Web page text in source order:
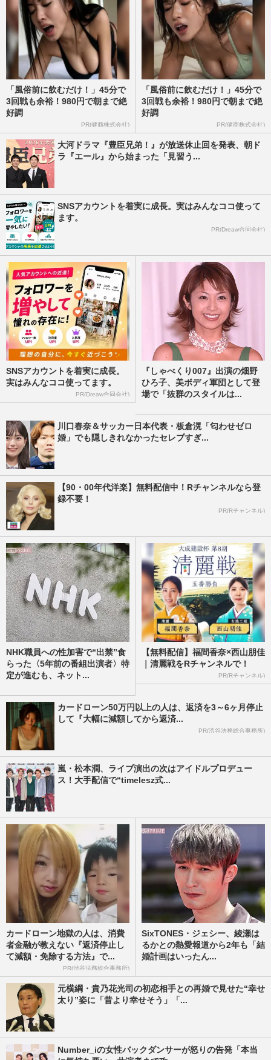
《佳子さまの歩み》愛子さまや佳子さまが
結婚後も残るのに「夫と子は一般人」…皇
室典範改正案に潜む“あま…
週刊女性2026年7月28日・8月4日号 2026/7/19
愛子さまと佳子さまのパールとおそろいヘ
アで「姉妹コーデ」と天皇家と秋篠宮家が
茶会で見せた「絆のリンク…
週刊女性PRIME 2026/7/16
た佳子さまが持つ、一般人…
週刊女性2026年7月21日号 2026/7/12
「風俗前に飲むだけ！」45分で
3回戦も余裕！980円で朝まで絶
好調
PR(健商株式会社)
「風俗前に飲むだけ！」45分で
3回戦も余裕！980円で朝まで絶
好調
PR(健商株式会社)
大河ドラマ『豊臣兄弟！』が放送休止回を発表、朝ド
ラ『エール』から始まった「見習う...
SNSアカウントを着実に成長。実はみんなココ使って
ます。
PR(Dreaw合同会社)
SNSアカウントを着実に成長。
実はみんなココ使ってます。
PR(Dreaw合同会社)
『しゃべくり007』出演の畑野
ひろ子、美ボディ軍団として登
場で「抜群のスタイルは...
川口春奈＆サッカー日本代表・板倉滉「匂わせゼロ
婚」でも隠しきれなかったセレブすぎ...
【90・00年代洋楽】無料配信中！Rチャンネルなら登
録不要！
PR(Rチャンネル)
NHK職員への性加害で“出禁”食
らった〈5年前の番組出演者〉特
定が進むも、ネット...
【無料配信】福間香奈×西山朋佳
｜清麗戦をRチャンネルで！
PR(Rチャンネル)
カードローン50万円以上の人は、返済を3～6ヶ月停止
して『大幅に減額してから返済...
PR(渋谷法務総合事務所)
嵐・松本潤、ライブ演出の次はアイドルプロデュー
ス！大手配信で“timelesz式...
カードローン地獄の人は、消費
者金融が教えない『返済停止し
て減額・免除する方法』で...
PR(渋谷法務総合事務所)
SixTONES・ジェシー、綾瀬は
るかとの熱愛報道から2年も「結
婚計画はいったん...
元横綱・貴乃花光司の初恋相手との再婚で見せた“幸せ
太り”姿に「昔より幸せそう」「...
Number_iの女性バックダンサーが怒りの告発「本当